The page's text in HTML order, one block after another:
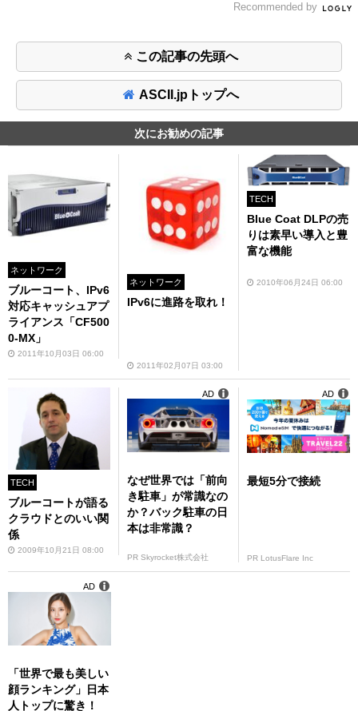
Recommended by
この記事の先頭へ
ASCII.jpトップへ
次にお勧めの記事
ネットワーク
ブルーコート、IPv6
対応キャッシュアプ
ライアンス「CF500
0-MX」
2011年10月03日 06:00
ネットワーク
IPv6に進路を取れ！
2011年02月07日 03:00
TECH
Blue Coat DLPの売
りは素早い導入と豊
富な機能
2010年06月24日 06:00
TECH
ブルーコートが語る
クラウドとのいい関
係
2009年10月21日 08:00
なぜ世界では「前向
き駐車」が常識なの
か？バック駐車の日
本は非常識？
PR Skyrocket株式会社
AD
最短5分で接続
PR LotusFlare Inc
AD
「世界で最も美しい
顔ランキング」日本
人トップに驚き！
AD